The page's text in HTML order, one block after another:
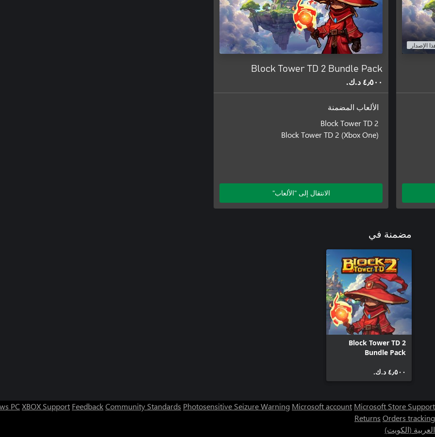
الإصدار
Block Tower TD 2 Bundle Pack
٤٫٥٠٠ د.ك.‏
الألعاب المضمنة
Block Tower TD 2
Block Tower TD 2 (Xbox One)
الانتقال إلى "الألعاب"
مضمنة في
Block Tower TD 2
Bundle Pack
٤٫٥٠٠ د.ك.‏
PC XBOX Support FeedbackCommunity Standards Photosensitive Seizure Warning Microsoft account Microsoft Store Support
Returns Orders tracking
العربية (الكويت)